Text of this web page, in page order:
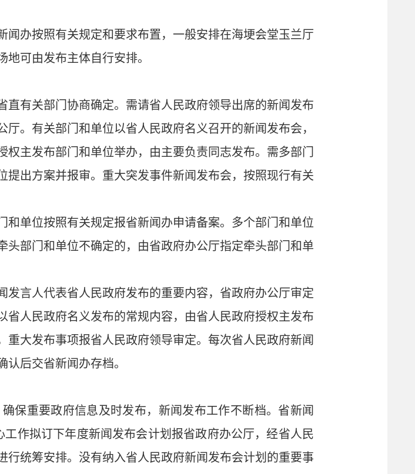
办按照有关规定和要求布置，一般安排在海埂会堂玉兰厅
地可由发布主体自行安排。
直有关部门协商确定。需请省人民政府领导出席的新闻发布
。有关部门和单位以省人民政府名义召开的新闻发布会，
主发布部门和单位举办，由主要负责同志发布。需多部门
出方案并报审。重大突发事件新闻发布会，按照现行有关
和单位按照有关规定报省新闻办申请备案。多个部门和单位
部门和单位不确定的，由省政府办公厅指定牵头部门和单
发言人代表省人民政府发布的重要内容，省政府办公厅审定
人民政府名义发布的常规内容，由省人民政府授权主发布
大发布事项报省人民政府领导审定。每次省人民政府新闻
后交省新闻办存档。
保重要政府信息及时发布，新闻发布工作不断档。省新闻
作拟订下年度新闻发布会计划报省政府办公厅，经省人民
统筹安排。没有纳入省人民政府新闻发布会计划的重要事